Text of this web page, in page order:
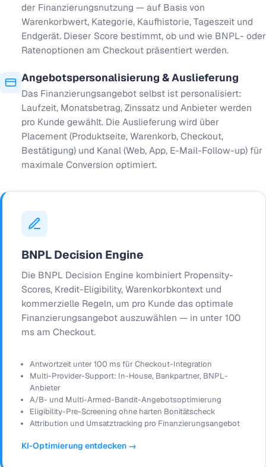
der Finanzierungsnutzung — auf Basis von
Warenkorbwert, Kategorie, Kaufhistorie, Tageszeit und
Endgerät. Dieser Score bestimmt, ob und wie BNPL- oder
Ratenoptionen am Checkout präsentiert werden.
Angebotspersonalisierung & Auslieferung
Das Finanzierungsangebot selbst ist personalisiert:
Laufzeit, Monatsbetrag, Zinssatz und Anbieter werden
pro Kunde gewählt. Die Auslieferung wird über
Placement (Produktseite, Warenkorb, Checkout,
Bestätigung) und Kanal (Web, App, E-Mail-Follow-up) für
maximale Conversion optimiert.
BNPL Decision Engine
Die BNPL Decision Engine kombiniert Propensity-
Scores, Kredit-Eligibility, Warenkorbkontext und
kommerzielle Regeln, um pro Kunde das optimale
Finanzierungsangebot auszuwählen — in unter 100
ms am Checkout.
Antwortzeit unter 100 ms für Checkout-Integration
Multi-Provider-Support: In-House, Bankpartner, BNPL-
Anbieter
A/B- und Multi-Armed-Bandit-Angebotsoptimierung
Eligibility-Pre-Screening ohne harten Bonitätscheck
Attribution und Umsatztracking pro Finanzierungsangebot
KI-Optimierung entdecken →